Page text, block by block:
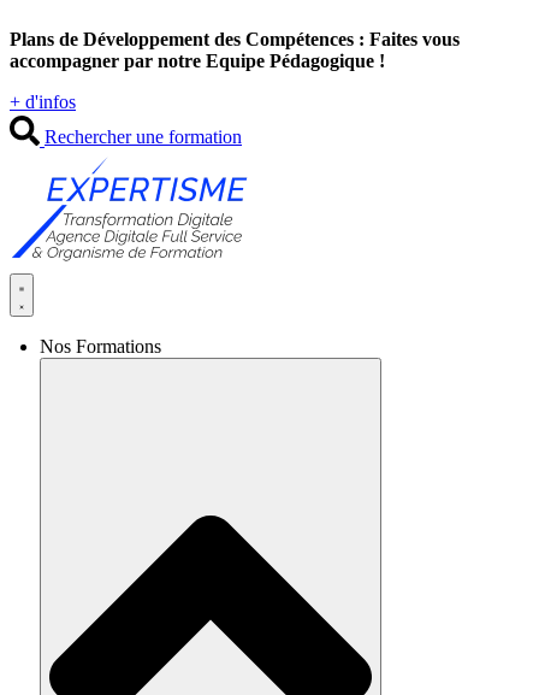
au
contenu
Plans de Développement des Compétences : Faites vous
accompagner par notre Equipe Pédagogique !
+ d'infos
Rechercher une formation
Nos Formations